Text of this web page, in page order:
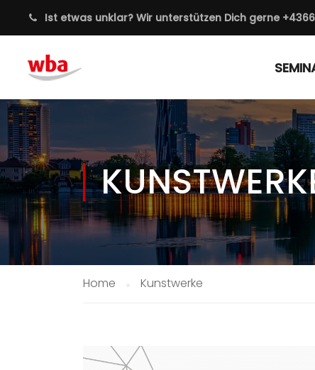
Ist etwas unklar? Wir unterstützen Dich gerne
Home Kunstwerke